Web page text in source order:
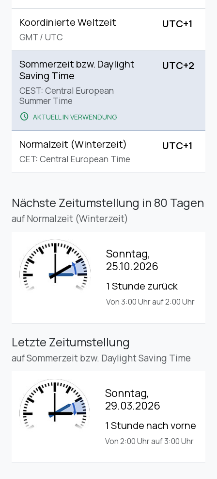
Koordinierte Weltzeit
GMT / UTC
UTC+1
Sommerzeit bzw. Daylight
Saving Time
CEST: Central European
Summer Time
schedule AKTUELL IN VERWENDUNG
UTC+2
Normalzeit (Winterzeit)
CET: Central European Time
UTC+1
Nächste Zeitumstellung in 80 Tagen
auf Normalzeit (Winterzeit)
Sonntag,
25.10.2026
1 Stunde zurück
Von 3:00 Uhr auf 2:00 Uhr
Letzte Zeitumstellung
auf Sommerzeit bzw. Daylight Saving Time
Sonntag,
29.03.2026
1 Stunde nach vorne
Von 2:00 Uhr auf 3:00 Uhr